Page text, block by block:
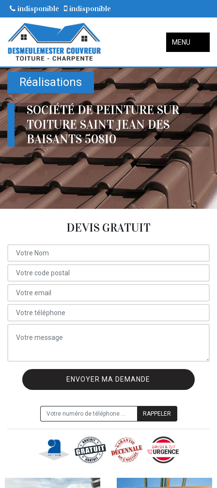
indisponible indisponible
MENU
Réalisations
SOCIÉTÉ DE PEINTURE SUR
TOITURE SAINT JEAN DES
BAISANTS 50810
DEVIS GRATUIT